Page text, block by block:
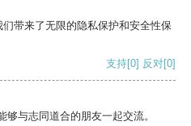
带来了无限的隐私保护和安全性保
支持[0] 反对[0]
与志同道合的朋友一起交流。